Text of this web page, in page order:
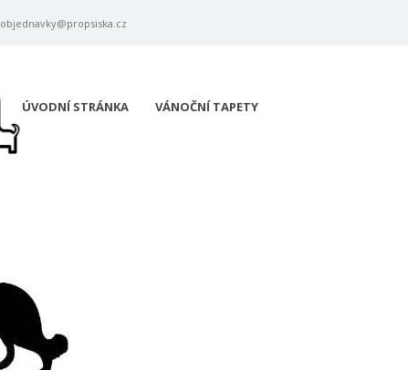
objednavky@propsiska.cz
ÚVODNÍ STRÁNKA VÁNOČNÍ TAPETY